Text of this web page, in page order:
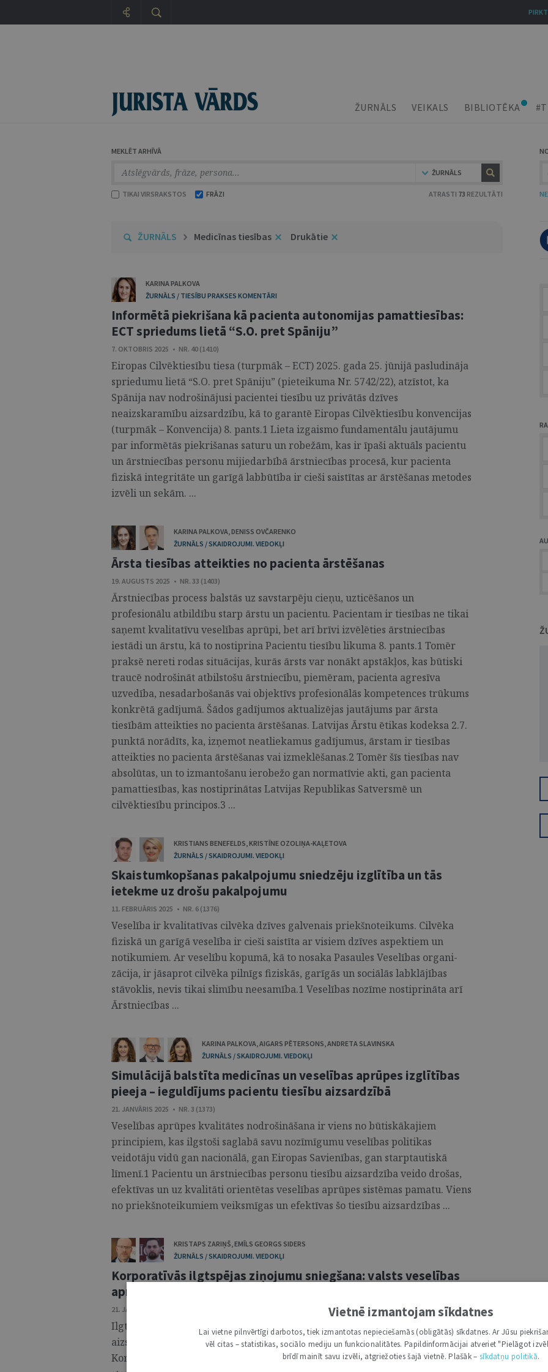
ŽURNĀLS VEIKALS BIBLIOTĒKA
MEKLĒT ARHĪVĀ
ŽURNĀLS
TIKAI VIRSRAKSTOS FRĀZI ATRASTI 73 REZULTĀTI
ŽURNĀLS Medicīnas tiesības Drukātie
KARINA PALKOVA
ŽURNĀLS / TIESĪBU PRAKSES KOMENTĀRI
Informētā piekrišana kā pacienta autonomijas pamattiesības:
ECT spriedums lietā “S.O. pret Spāniju”
7. OKTOBRIS 2025 • NR. 40 (1410)
Eiropas Cilvēktiesību tiesa (turpmāk – ECT) 2025. gada 25. jūnijā pasludināja
spriedumu lietā “S.O. pret Spāniju” (pieteikuma Nr. 5742/22), atzīstot, ka
Spānija nav nodrošinājusi pacientei tiesību uz privātās dzīves
neaizskaramību aizsardzību, kā to garantē Eiropas Cilvēktiesību konvencijas
(turpmāk – Konvencija) 8. pants.1 Lieta izgaismo fundamentālu jautājumu
par informētās piekrišanas saturu un robežām, kas ir īpaši aktuāls pacientu
un ārstniecības personu mijiedarbībā ārstniecības procesā, kur pacienta
fiziskā integritāte un garīgā labbūtība ir cieši saistītas ar ārstēšanas metodes
izvēli un sekām. ...
KARINA PALKOVA,DENISS OVČARENKO
ŽURNĀLS / SKAIDROJUMI. VIEDOKĻI
Ārsta tiesības atteikties no pacienta ārstēšanas
19. AUGUSTS 2025 • NR. 33 (1403)
Ārstniecības process balstās uz savstarpēju cieņu, uzticēšanos un
profesionālu atbildību starp ārstu un pacientu. Pacientam ir tiesības ne tikai
saņemt kvalitatīvu veselības aprūpi, bet arī brīvi izvēlēties ārstniecības
iestādi un ārstu, kā to nostiprina Pacientu tiesību likuma 8. pants.1 Tomēr
praksē nereti rodas situācijas, kurās ārsts var nonākt apstākļos, kas būtiski
traucē nodrošināt atbilstošu ārstniecību, piemēram, pacienta agresīva
uzvedība, nesadarbošanās vai objektīvs profesionālās kompetences trūkums
konkrētā gadījumā. Šādos gadījumos aktualizējas jautājums par ārsta
tiesībām atteikties no pacienta ārstēšanas. Latvijas Ārstu ētikas kodeksa 2.7.
punktā norādīts, ka, izņemot neatliekamus gadījumus, ārstam ir tiesības
atteikties no pacienta ārstēšanas vai izmeklēšanas.2 Tomēr šīs tiesības nav
absolūtas, un to izmantošanu ierobežo gan normatīvie akti, gan pacienta
pamattiesības, kas nostiprinātas Latvijas Republikas Satversmē un
cilvēktiesību principos.3 ...
KRISTIANS BENEFELDS,KRISTĪNE OZOLIŅA-KAĻETOVA
ŽURNĀLS / SKAIDROJUMI. VIEDOKĻI
Skaistumkopšanas pakalpojumu sniedzēju izglītība un tās
ietekme uz drošu pakalpojumu
11. FEBRUĀRIS 2025 • NR. 6 (1376)
Veselība ir kvalitatīvas cilvēka dzīves galvenais priekš­noteikums. Cilvēka
fiziskā un garīgā veselība ir cieši saistīta ar visiem dzīves aspektiem un
notikumiem. Ar veselību kopumā, kā to nosaka Pasaules Veselības organi­
zācija, ir jāsaprot cilvēka pilnīgs fiziskās, garīgās un sociālās labklājības
stāvoklis, nevis tikai slimību neesamība.1 Veselības nozīme nostiprināta arī
Ārstniecības ...
KARINA PALKOVA,AIGARS PĒTERSONS,ANDRETA SLAVINSKA
ŽURNĀLS / SKAIDROJUMI. VIEDOKĻI
Simulācijā balstīta medicīnas un veselības aprūpes izglītības
pieeja – ieguldījums pacientu tiesību aizsardzībā
21. JANVĀRIS 2025 • NR. 3 (1373)
Veselības aprūpes kvalitātes nodrošināšana ir viens no būtiskākajiem
principiem, kas ilgstoši saglabā savu nozīmīgumu veselības politikas
veidotāju vidū gan nacionālā, gan Eiropas Savienības, gan starptautiskā
līmenī.1 Pacientu un ārstniecības personu tiesību aizsardzība veido drošas,
efektīvas un uz kvalitāti orientētas veselības aprūpes sistēmas pamatu. Viens
no priekšnoteikumiem veiksmīgas un efektīvas šo tiesību aizsardzības ...
KRISTAPS ZARIŅŠ,EMĪLS GEORGS SIDERS
ŽURNĀLS / SKAIDROJUMI. VIEDOKĻI
Korporatīvās ilgtspējas ziņojumu sniegšana: valsts veselības
aprūpes iestāžu piemērs
21. JANVĀRIS 2025 • NR. 3 (1373)
Ilgtspējīga veselības aprūpe ir izšķiroši svarīga sabiedrības veselības
aizsardzībā un klimata pārmaiņu ierobežošanā. Šajā rakstā tiek analizētas
Korporatīvās ilgtspējas ziņošanas direktīvas un Eiropas ilgtspējas ziņošanas
PIRKT
Vietnē izmantojam sīkdatnes
Lai vietne pilnvērtīgi darbotos, tiek izmantotas nepieciešamās (obligātās) sīkdatnes. Ar Jūsu
vēl citas – statistikas, sociālo mediju un funkcionalitātes. Papildinformācijai atveriet "Pielāgot
brīdī mainīt savu izvēli, atgriežoties šajā vietnē. Plašāk – sīkdatņu politikā.